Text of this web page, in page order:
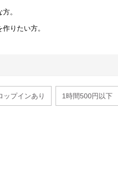
。
りたい方。
ップインあり 1時間500円以下